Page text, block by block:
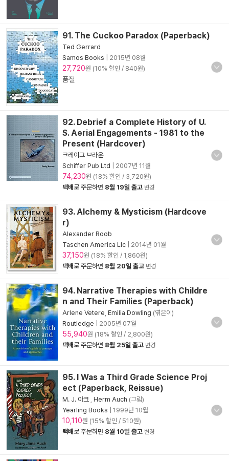
91. The Cuckoo Paradox (Paperback)
Ted Gerrard
Samos Books
2015년 08월
27,720원 (10% 할인 / 840원)
품절
92. Debrief a Complete History of U.
S. Aerial Engagements - 1981 to the
Present (Hardcover)
크레이그 브라운
Schiffer Pub Ltd
2007년 11월
74,230원 (18% 할인 / 3,720원)
택배로 주문하면 8월 19일 출고 변경
93. Alchemy & Mysticism (Hardcove
r)
Alexander Roob
Taschen America Llc
2014년 01월
37,150원 (18% 할인 / 1,860원)
택배로 주문하면 8월 20일 출고 변경
94. Narrative Therapies with Childre
n and Their Families (Paperback)
Arlene Vetere Emilia Dowling (엮은이)
Routledge
2005년 07월
55,940원 (18% 할인 / 2,800원)
택배로 주문하면 8월 25일 출고 변경
95. I Was a Third Grade Science Proj
ect (Paperback, Reissue)
M. J. 아크 Herm Auch (그림)
Yearling Books
1999년 10월
10,110원 (15% 할인 / 510원)
택배로 주문하면 8월 10일 출고 변경